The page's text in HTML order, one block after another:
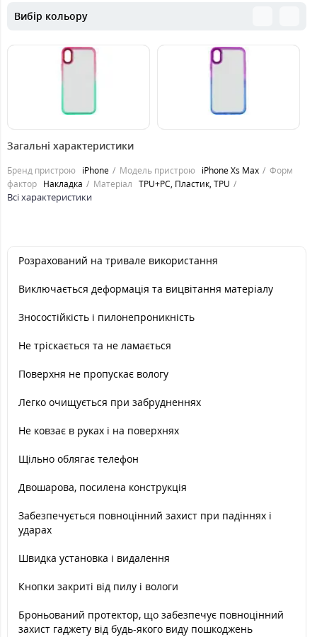
Вибір кольору
149 грн.
Загальні характеристики
Бренд пристрою iPhone Модель пристрою iPhone Xs Max
Форм
фактор Накладка Матеріал TPU+PC, Пластик, TPU
Всі характеристики
Розрахований на тривале використання
Виключається деформацiя та вицвiтання матерiалу
Зносостійкість і пилонепроникність
Не тріскається та не ламається
Поверхня не пропускає вологу
Легко очищується при забрудненнях
Не ковзає в руках і на поверхнях
Щільно облягає телефон
Двошарова, посилена конструкція
Забезпечується повноцінний захист при падіннях і
ударах
Швидка установка і видалення
Кнопки закриті від пилу і вологи
Броньований протектор, що забезпечує повноцінний
захист гаджету від будь-якого виду пошкоджень